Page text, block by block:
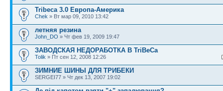
Tribeca 3.0 Европа-Америка
Chek » Вт мар 09, 2010 13:42
летняя резина
John_DO » Чт фев 19, 2009 19:47
ЗАВОДСКАЯ НЕДОРАБОТКА В TriBeCa
Tolik » Пт сен 12, 2008 12:26
ЗИМНИЕ ШИНЫ ДЛЯ ТРИБЕКИ
SERGEI77 » Чт дек 13, 2007 19:02